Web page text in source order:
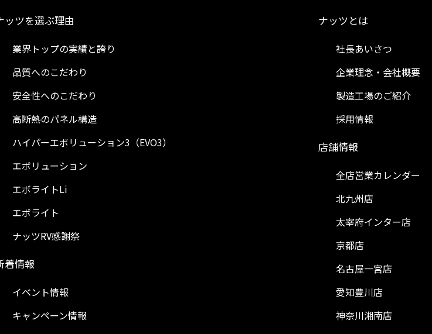
ッツを選ぶ理由
業界トップの実績と誇り
品質へのこだわり
安全性へのこだわり
高断熱のパネル構造
ハイパーエボリューション3（EVO3）
エボリューション
エボライトLi
エボライト
ナッツRV感謝祭
着情報
イベント情報
キャンペーン情報
ナッツとは
社長あいさつ
企業理念・会社概要
製造工場のご紹介
採用情報
店舗情報
全店営業カレンダー
北九州店
太宰府インター店
京都店
名古屋一宮店
愛知豊川店
神奈川湘南店